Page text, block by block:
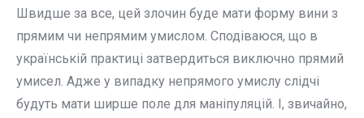
Швидше за все, цей злочин буде мати форму вини з
прямим чи непрямим умислом. Сподіваюся, що в
українській практиці затвердиться виключно прямий
умисел. Адже у випадку непрямого умислу слідчі
будуть мати ширше поле для маніпуляцій. І, звичайно,